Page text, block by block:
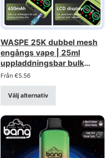
WASPE 25K dubbel mesh
engångs vape | 25ml
uppladdningsbar bulk
köpa grossist
Från €5.56
Välj alternativ